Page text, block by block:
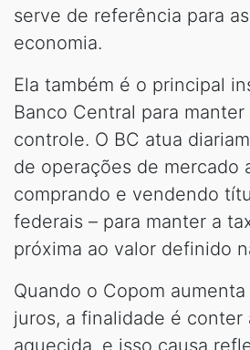
serve de referência para
economia.
Ela também é o principal
Banco Central para
controle. O BC atua
de operações de mercado
comprando e vendendo
federais – para manter a
próxima ao valor definido
Quando o Copom
juros, a finalidade é conter
aquecida, e isso causa